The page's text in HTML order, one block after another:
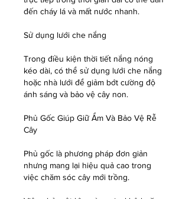
đến cháy lá và mất nước nhanh.
Sử dụng lưới che nắng
Trong điều kiện thời tiết nắng nóng
kéo dài, có thể sử dụng lưới che nắng
hoặc nhà lưới để giảm bớt cường độ
ánh sáng và bảo vệ cây non.
Phủ Gốc Giúp Giữ Ẩm Và Bảo Vệ Rễ
Cây
Phủ gốc là phương pháp đơn giản
nhưng mang lại hiệu quả cao trong
việc chăm sóc cây mới trồng.